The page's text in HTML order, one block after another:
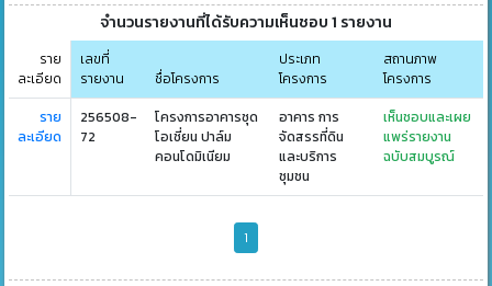
จำนวนรายงานที่ได้รับความเห็นชอบ 1 รายงาน
ราย
ละเอียด
เลขที่
รายงาน
ชื่อโครงการ
ประเภท
โครงการ
สถานภาพ
โครงการ
ราย
ละเอียด
256508-
72
โครงการอาคารชุด
โอเชี่ยน ปาล์ม
คอนโดมิเนียม
อาคาร การ
จัดสรรที่ดิน
และบริการ
ชุมชน
เห็นชอบและเผย
แพร่รายงาน
ฉบับสมบูรณ์
1